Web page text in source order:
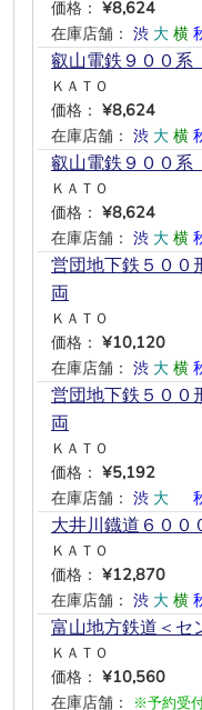
価格： ¥8,624
在庫店舗： 渋 大 横
叡山電鉄９００系
ＫＡＴＯ
価格： ¥8,624
在庫店舗： 渋 大 横
叡山電鉄９００系
ＫＡＴＯ
価格： ¥8,624
在庫店舗： 渋 大 横
営団地下鉄５０
両
ＫＡＴＯ
価格： ¥10,120
在庫店舗： 渋 大 横
営団地下鉄５０
両
ＫＡＴＯ
価格： ¥5,192
在庫店舗： 渋 大
大井川鐡道６０
ＫＡＴＯ
価格： ¥12,870
在庫店舗： 渋 大 横
富山地方鉄道＜セ
ＫＡＴＯ
価格： ¥10,560
在庫店舗：
※予約受